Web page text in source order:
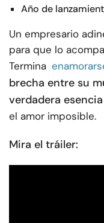
Año de
Un empresario
para que lo
Termina
brecha entre su
verdadera
el amor imposible.
Mira el tráiler: